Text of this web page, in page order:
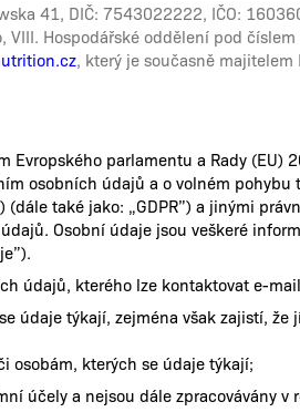
41, DIČ: 7543022222, IČO:
Hospodářské oddělení pod
, který je současně
Evropského parlamentu a Rady (EU)
osobních údajů a o volném
také jako: „GDPR”) a jinými
Osobní údaje jsou veškeré
údajů, kterého lze kontaktovat e-
údaje týkají, zejména však zajistí, že
osobám, kterých se údaje týkají;
účely a nejsou dále zpracovávány v